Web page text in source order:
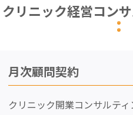
クリニック経営コン
月次顧問契約
クリニック開業コンサルテ